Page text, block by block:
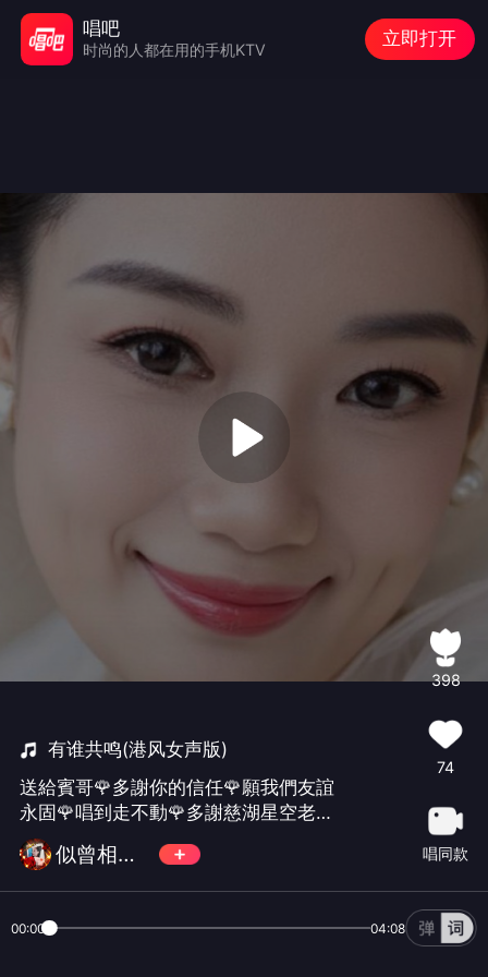
有谁共鸣(港风女声版)
送給賓哥🌹多謝你的信任🌹願我們友誼
永固🌹唱到走不動🌹多謝慈湖星空老友
靚伴奏🌹#嘉欣# #友誼永固# #我要上
推荐#🎁送给@罗宾@北大美
似曾相识的💝夢儿
398
74
唱同款
00:00 04:08
唱吧
时尚的人都在用的手机KTV
立即打开